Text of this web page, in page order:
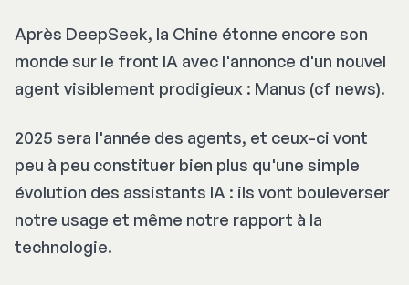
Après DeepSeek, la Chine étonne encore son
monde sur le front IA avec l'annonce d'un nouvel
agent visiblement prodigieux : Manus (cf news).
2025 sera l'année des agents, et ceux-ci vont
peu à peu constituer bien plus qu'une simple
évolution des assistants IA : ils vont bouleverser
notre usage et même notre rapport à la
technologie.